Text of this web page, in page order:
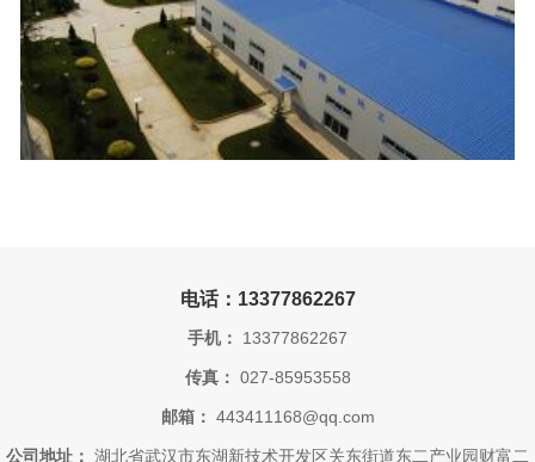
电话：13377862267
手机： 13377862267
传真： 027-85953558
邮箱： 443411168@qq.com
公司地址： 湖北省武汉市东湖新技术开发区关东街道东二产业园财富二